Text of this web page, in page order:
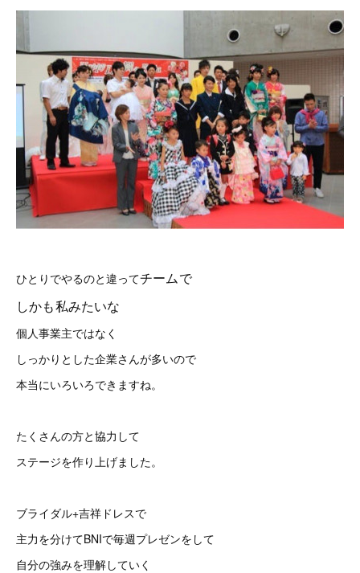
ひとりでやるのと違ってチームで
しかも私みたいな
個人事業主ではなく
しっかりとした企業さんが多いので
本当にいろいろできますね。
たくさんの方と協力して
ステージを作り上げました。
ブライダル+吉祥ドレスで
主力を分けてBNIで毎週プレゼンをして
自分の強みを理解していく